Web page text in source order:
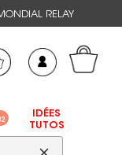
RELAY
IDÉES
TUTOS